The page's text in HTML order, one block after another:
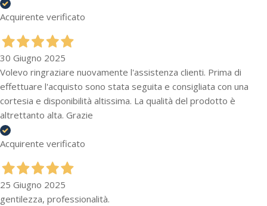
Acquirente verificato
30 Giugno 2025
Volevo ringraziare nuovamente l'assistenza clienti. Prima di
effettuare l'acquisto sono stata seguita e consigliata con una
cortesia e disponibilità altissima. La qualità del prodotto è
altrettanto alta. Grazie
Acquirente verificato
25 Giugno 2025
gentilezza, professionalità.